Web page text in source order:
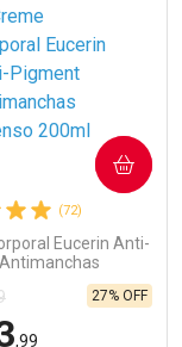
(72)
Eucerin Anti-
,99
27% OFF
COMPRAR